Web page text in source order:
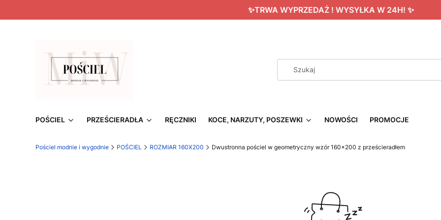
✨TRWA WYPRZEDAŻ ! WYSYŁKA W 24H! ✨
POŚCIEL PRZEŚCIERADŁA RĘCZNIKI KOCE, NARZUTY, POSZEWKI NOWOŚCI PROMOCJE
Pościel modnie i wygodnie POŚCIEL ROZMIAR 160X200 Dwustronna pościel w geometryczny wzór 160x200 z prześcieradłem